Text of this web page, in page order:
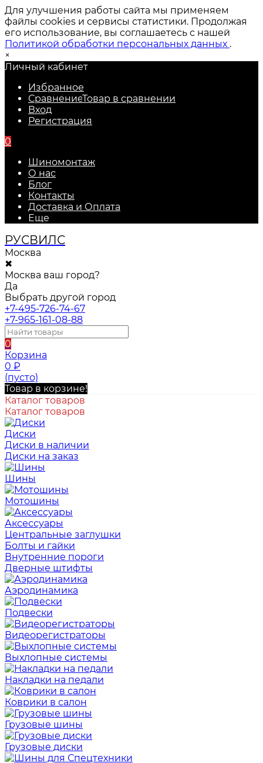
Для улучшения работы сайта мы применяем
файлы cookies и сервисы статистики. Продолжая
его использование, вы соглашаетесь с нашей
Политикой обработки персональных данных .
×
Личный кабинет
Избранное
СравнениеТовар в сравнении
Вход
Регистрация
0
Шиномонтаж
О нас
Блог
Контакты
Доставка и Оплата
Еще
РУСВИЛС
Москва
✖
Москва ваш город?
Да
Выбрать другой город
+7-495-726-74-67
+7-965-161-08-88
0
Корзина
0 ₽
(пусто)
Товар в корзине!
Каталог товаров
Каталог товаров
Диски
Диски в наличии
Диски на заказ
Шины
Мотошины
Аксессуары
Центральные заглушки
Болты и гайки
Внутренние пороги
Дверные штифты
Аэродинамика
Подвески
Видеорегистраторы
Выхлопные системы
Накладки на педали
Коврики в салон
Грузовые шины
Грузовые диски